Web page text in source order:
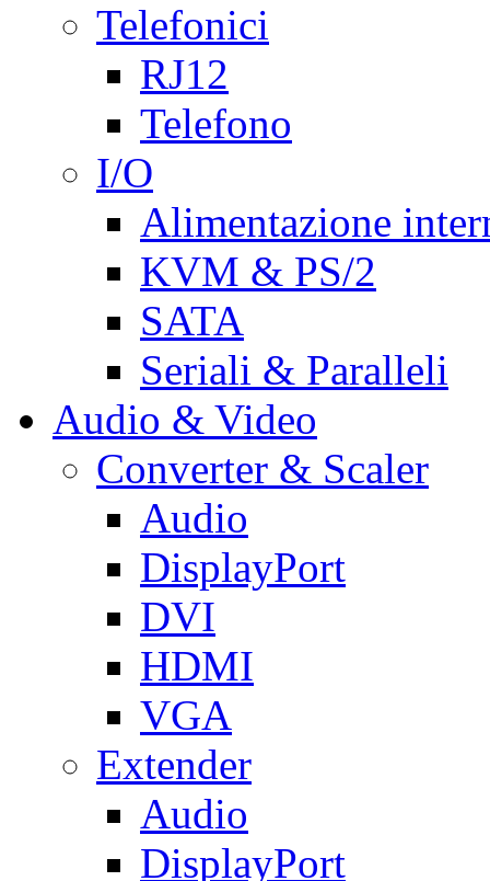
Telefonici
RJ12
Telefono
I/O
Alimentazione
KVM & PS/2
SATA
Seriali & Paralleli
Audio & Video
Converter & Scaler
Audio
DisplayPort
DVI
HDMI
VGA
Extender
Audio
DisplayPort